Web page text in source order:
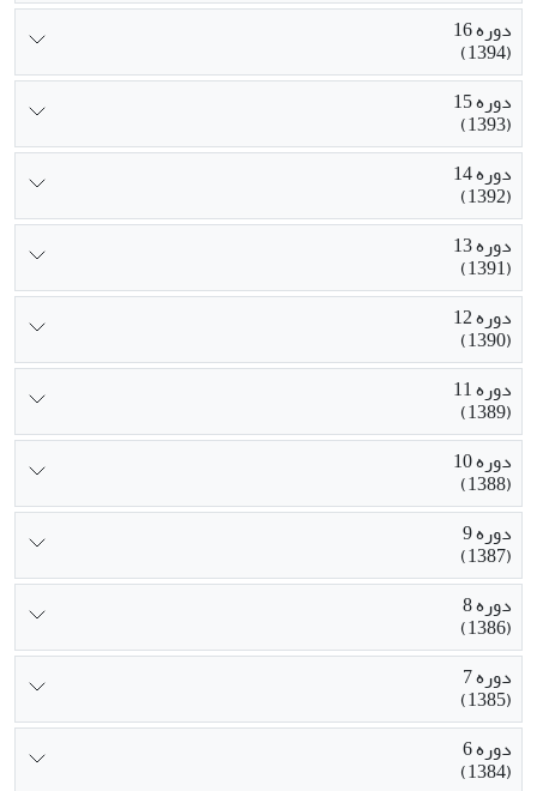
دوره 16
(1394)
دوره 15
(1393)
دوره 14
(1392)
دوره 13
(1391)
دوره 12
(1390)
دوره 11
(1389)
دوره 10
(1388)
دوره 9
(1387)
دوره 8
(1386)
دوره 7
(1385)
دوره 6
(1384)